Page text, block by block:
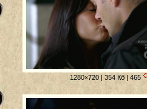
1280×720 | 354 Кб | 465